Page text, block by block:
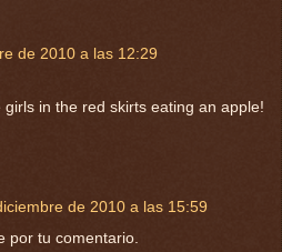
de 2010 a las 12:29
in the red skirts eating an apple!
de 2010 a las 15:59
por tu comentario.